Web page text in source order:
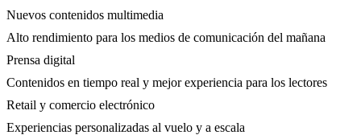
Nuevos contenidos multimedia
Alto rendimiento para los medios de comunicación del mañana
Prensa digital
Contenidos en tiempo real y mejor experiencia para los lectores
Retail y comercio electrónico
Experiencias personalizadas al vuelo y a escala